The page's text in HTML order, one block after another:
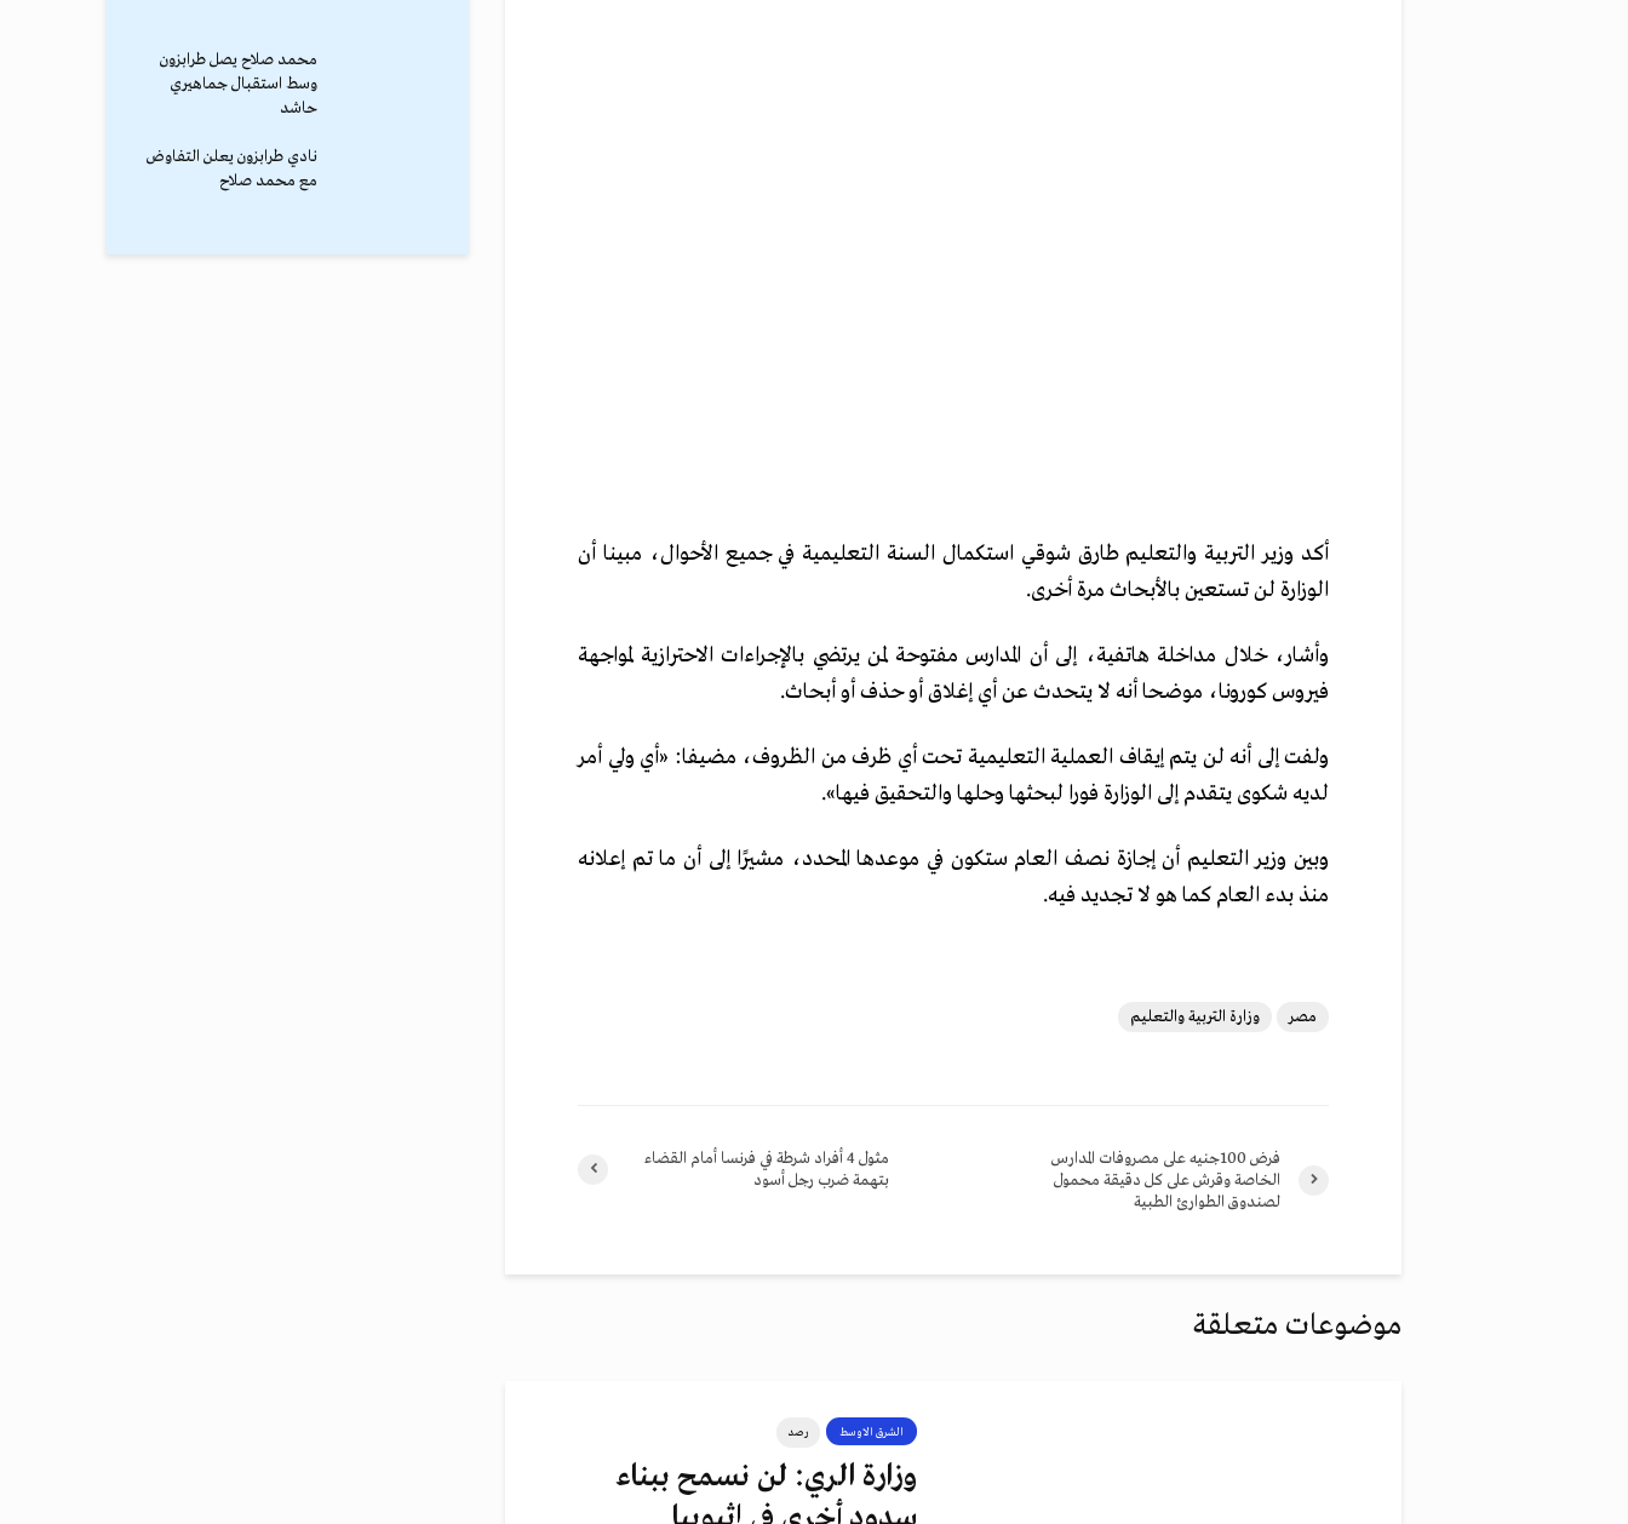
أكد وزير التربية والتعليم طارق شوقي استكمال السنة التعليمية في جميع الأحوال، مبينا أن
الوزارة لن تستعين بالأبحاث مرة أخرى.
وأشار، خلال مداخلة هاتفية، إلى أن المدارس مفتوحة لمن يرتضي بالإجراءات الاحترازية لمواجهة
فيروس كورونا، موضحا أنه لا يتحدث عن أي إغلاق أو حذف أو أبحاث.
ولفت إلى أنه لن يتم إيقاف العملية التعليمية تحت أي ظرف من الظروف، مضيفا: «أي ولي أمر
لديه شكوى يتقدم إلى الوزارة فورا لبحثها وحلها والتحقيق فيها».
وبين وزير التعليم أن إجازة نصف العام ستكون في موعدها المحدد، مشيرًا إلى أن ما تم إعلانه
منذ بدء العام كما هو لا تجديد فيه.
مصر وزارة التربية والتعليم
مثول 4 أفراد شرطة في فرنسا أمام القضاء
بتهمة ضرب رجل أسود
فرض 100جنيه على مصروفات المدارس
الخاصة وقرش على كل دقيقة محمول
لصندوق الطوارئ الطبية
موضوعات متعلقة
الشرق الاوسط رصد
وزارة الري: لن نسمح ببناء
محمد صلاح يصل طرابزون
وسط استقبال جماهيري
حاشد
نادي طرابزون يعلن التفاوض
مع محمد صلاح